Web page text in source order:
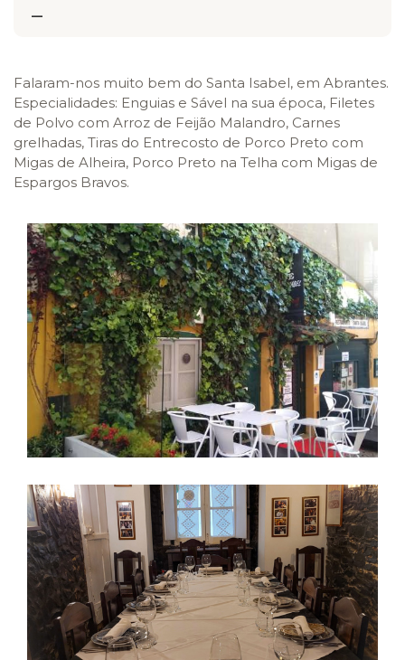
—
Falaram-nos muito bem do Santa Isabel, em Abrantes.
Especialidades: Enguias e Sável na sua época, Filetes
de Polvo com Arroz de Feijão Malandro, Carnes
grelhadas, Tiras do Entrecosto de Porco Preto com
Migas de Alheira, Porco Preto na Telha com Migas de
Espargos Bravos.